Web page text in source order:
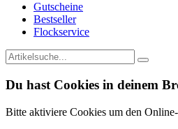
Gutscheine
Bestseller
Flockservice
Du hast Cookies in deinem
Bitte aktiviere Cookies um den